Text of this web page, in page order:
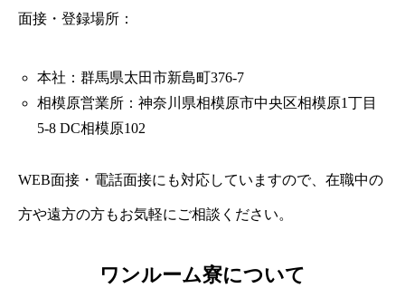
面接・登録場所：
本社：群馬県太田市新島町376-7
相模原営業所：神奈川県相模原市中央区相模原1丁目
5-8 DC相模原102
WEB面接・電話面接にも対応していますので、在職中の
方や遠方の方もお気軽にご相談ください。
ワンルーム寮について